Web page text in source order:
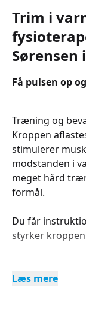
Trim i
Sørensen
Få pulsen op
Træning og
Kroppen
stimulerer
modstanden i
meget hård
formål.
Du får
styrker
Læs mere